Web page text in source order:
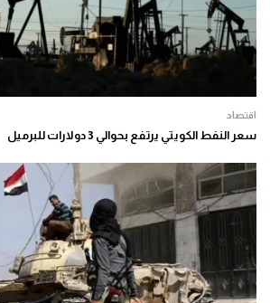
اقتصاد
سعر النفط الكويتي يرتفع بحوالي 3 دولارات للبرميل